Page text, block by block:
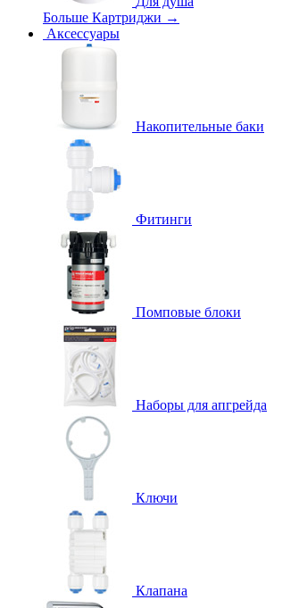
Больше Картриджи →
Аксессуары
Накопительные баки
Фитинги
Помповые блоки
Наборы для апгрейда
Ключи
Клапана